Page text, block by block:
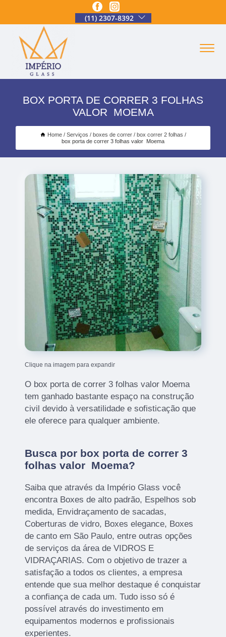
(11) 2307-8392
BOX PORTA DE CORRER 3 FOLHAS
VALOR MOEMA
Home Serviços boxes de correr
box correr 2 folhas
box porta de correr 3 folhas valor Moema
Clique na imagem para expandir
O box porta de correr 3 folhas valor Moema
tem ganhado bastante espaço na construção
civil devido à versatilidade e sofisticação que
ele oferece para qualquer ambiente.
Busca por box porta de correr 3
folhas valor Moema?
Saiba que através da Império Glass você
encontra Boxes de alto padrão, Espelhos sob
medida, Envidraçamento de sacadas,
Coberturas de vidro, Boxes elegance, Boxes
de canto em São Paulo, entre outras opções
de serviços da área de VIDROS E
VIDRAÇARIAS. Com o objetivo de trazer a
satisfação a todos os clientes, a empresa
entende que sua melhor destaque é conquistar
a confiança de cada um. Tudo isso só é
possível através do investimento em
equipamentos modernos e profissionais
experientes.